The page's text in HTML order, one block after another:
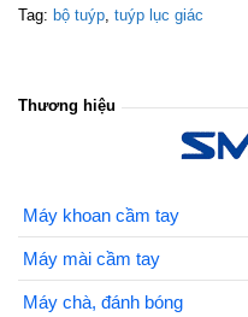
Tag: bộ tuýp, tuýp lục giác
Thương hiệu
Máy khoan cầm tay
Máy mài cầm tay
Máy chà, đánh bóng